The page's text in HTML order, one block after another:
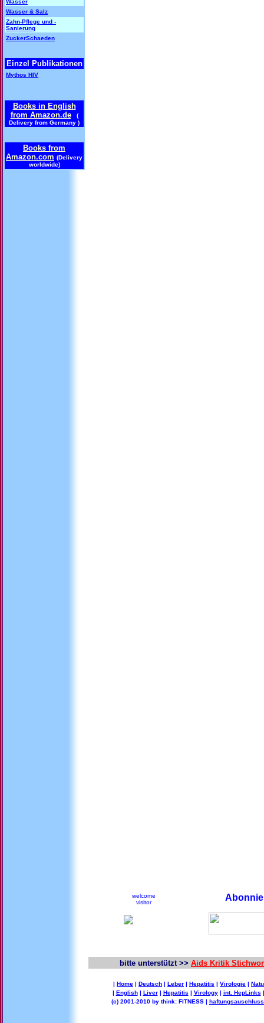
Wasser
Wasser & Salz
Zahn-Pflege und -
Sanierung
ZuckerSchaeden
Einzel Publikationen
Mythos HIV
Books in English
from Amazon.de(
Delivery from Germany )
Books from
Amazon.com (Delivery
worldwide)
welcome
visitor
bitte unterstützt >> Aids Kritik
| Home | Deutsch | Leber | Hepatitis | Virologie |
| English| Liver| Hepatitis | Virology| int. HepLinks
(c) 2001-2010 by think: FITNESS |